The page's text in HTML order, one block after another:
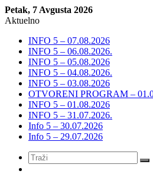
Petak, 7 Avgusta 2026
Aktuelno
INFO 5 – 07.08.2026
INFO 5 – 06.08.2026.
INFO 5 – 05.08.2026
INFO 5 – 04.08.2026.
INFO 5 – 03.08.2026
OTVORENI PROGRAM –
INFO 5 – 01.08.2026
INFO 5 – 31.07.2026.
Info 5 – 30.07.2026
Info 5 – 29.07.2026